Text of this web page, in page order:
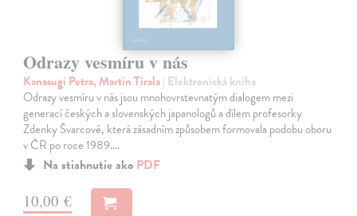
Odrazy vesmíru v nás
Kanasugi Petra, Martin Tirala| Elektronická kniha
Odrazy vesmíru v nás jsou mnohovrstevnatým dialogem mezi
generací českých a slovenských japanologů a dílem profesorky
Zdenky Švarcové, která zásadním způsobem formovala podobu oboru
v ČR po roce 1989.…
Na stiahnutie ako PDF
10,00 €